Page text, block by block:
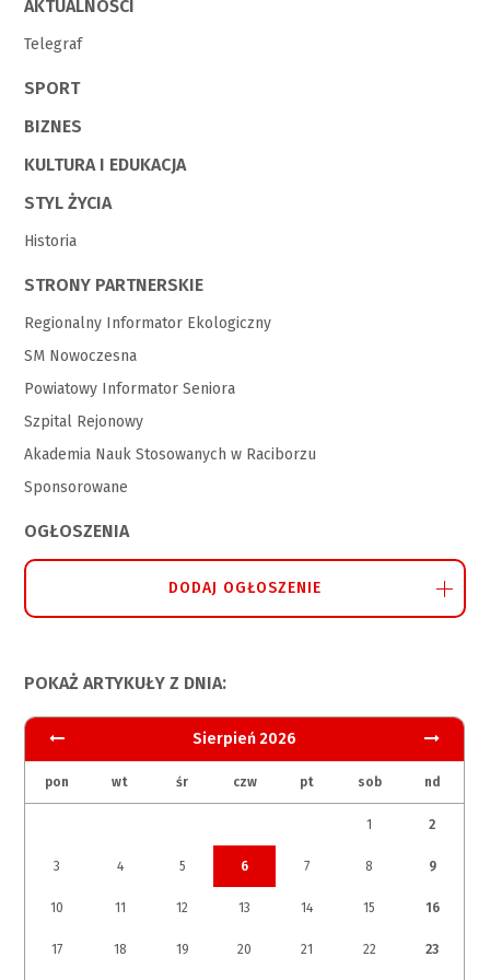
AKTUALNOŚCI
Telegraf
SPORT
BIZNES
KULTURA I EDUKACJA
STYL ŻYCIA
Historia
STRONY PARTNERSKIE
Regionalny Informator Ekologiczny
SM Nowoczesna
Powiatowy Informator Seniora
Szpital Rejonowy
Akademia Nauk Stosowanych w Raciborzu
Sponsorowane
OGŁOSZENIA
DODAJ OGŁOSZENIE
POKAŻ ARTYKUŁY Z DNIA:
Sierpień 2026
pon wt śr czw pt sob nd
1 2
3 4 5 6 7 8 9
10 11 12 13 14 15 16
17 18 19 20 21 22 23